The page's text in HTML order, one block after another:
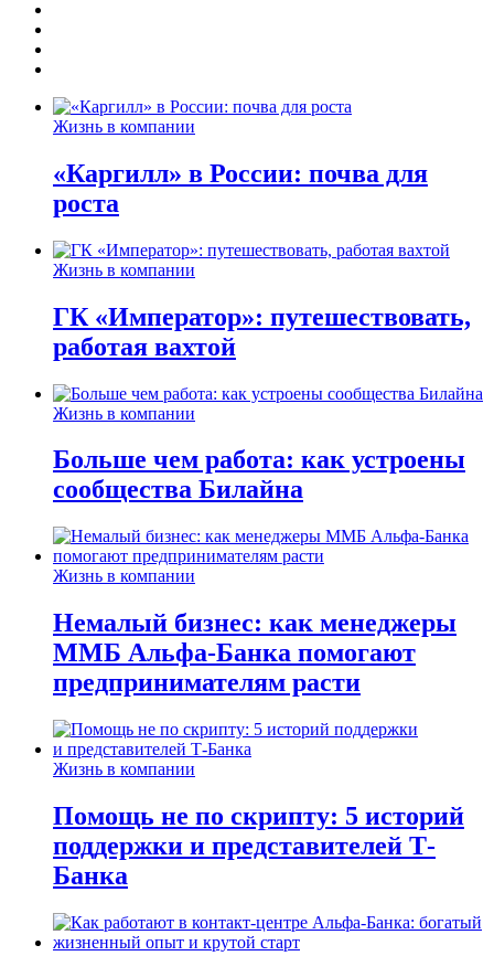
Жизнь в компании
«Каргилл» в России: почва для
роста
Жизнь в компании
ГК «Император»: путешествовать,
работая вахтой
Жизнь в компании
Больше чем работа: как устроены
сообщества Билайна
Жизнь в компании
Немалый бизнес: как менеджеры
ММБ Альфа-Банка помогают
предпринимателям расти
Жизнь в компании
Помощь не по скрипту: 5 историй
поддержки и представителей Т-
Банка